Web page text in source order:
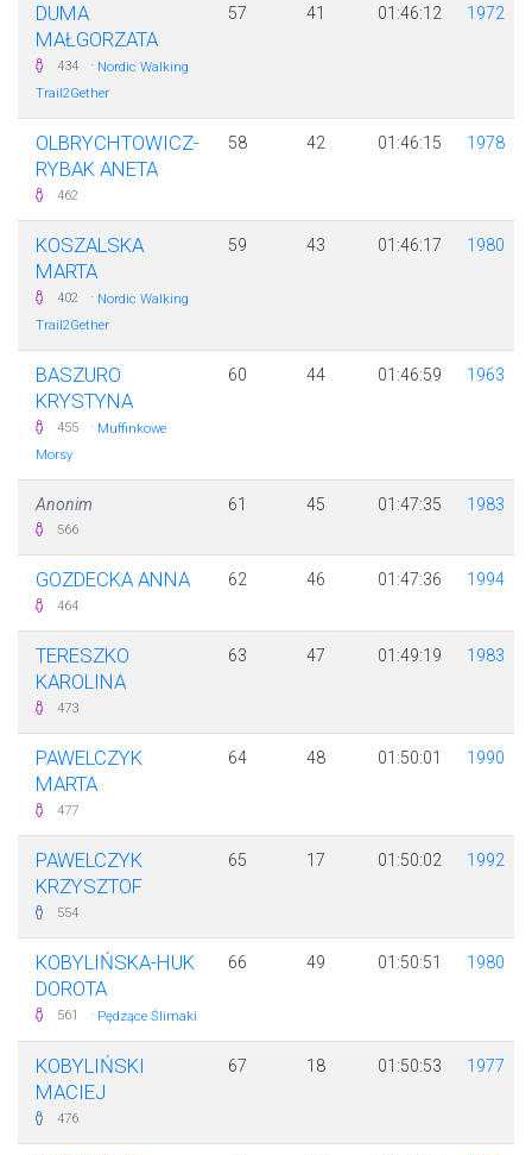
DUMA
MAŁGORZATA
434 · Nordic Walking
Trail2Gether
57 41 01:46:12 1972
OLBRYCHTOWICZ-
RYBAK ANETA
462
58 42 01:46:15 1978
KOSZALSKA
MARTA
402 · Nordic Walking
Trail2Gether
59 43 01:46:17 1980
BASZURO
KRYSTYNA
455 · Muffinkowe
Morsy
60 44 01:46:59 1963
Anonim
566
61 45 01:47:35 1983
GOZDECKA ANNA
464
62 46 01:47:36 1994
TERESZKO
KAROLINA
473
63 47 01:49:19 1983
PAWELCZYK
MARTA
477
64 48 01:50:01 1990
PAWELCZYK
KRZYSZTOF
554
65 17 01:50:02 1992
KOBYLIŃSKA-HUK
DOROTA
561 · Pędzące Ślimaki
66 49 01:50:51 1980
KOBYLIŃSKI
MACIEJ
476
67 18 01:50:53 1977